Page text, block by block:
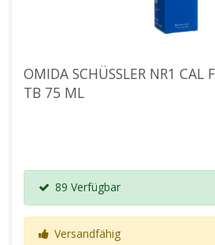
OMIDA SCHÜSSLER NR1 CAL
TB 75 ML
89 Verfügbar
Versandfähig